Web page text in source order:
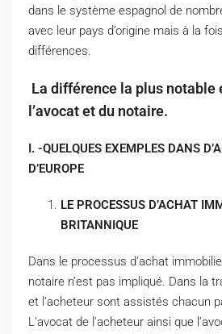
dans le système espagnol de
avec leur pays d’origine mais à la
différences.
La différence la plus notable
l’avocat et du notaire.
I. -QUELQUES EXEMPLES DANS
D’EUROPE
LE PROCESSUS D’ACHAT
BRITANNIQUE
Dans le processus d’achat
notaire n’est pas impliqué. Dans la
et l’acheteur sont assistés chacun
L’avocat de l’acheteur ainsi que